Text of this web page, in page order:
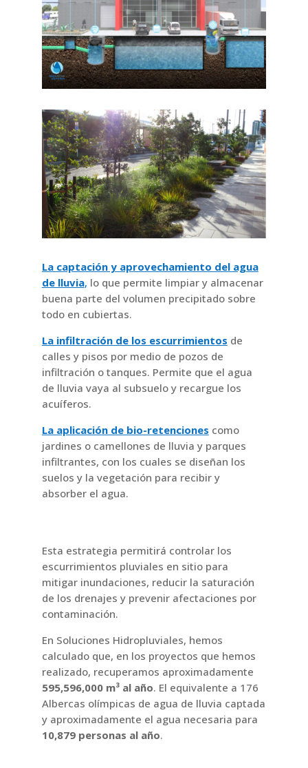
La captación y aprovechamiento del agua
de lluvia, lo que permite limpiar y almacenar
buena parte del volumen precipitado sobre
todo en cubiertas.
La infiltración de los escurrimientos de
calles y pisos por medio de pozos de
infiltración o tanques. Permite que el agua
de lluvia vaya al subsuelo y recargue los
acuíferos.
La aplicación de bio-retenciones como
jardines o camellones de lluvia y parques
infiltrantes, con los cuales se diseñan los
suelos y la vegetación para recibir y
absorber el agua.
Esta estrategia permitirá controlar los
escurrimientos pluviales en sitio para
mitigar inundaciones, reducir la saturación
de los drenajes y prevenir afectaciones por
contaminación.
En Soluciones Hidropluviales, hemos
calculado que, en los proyectos que hemos
realizado, recuperamos aproximadamente
595,596,000 m³ al año. El equivalente a 176
Albercas olímpicas de agua de lluvia captada
y aproximadamente el agua necesaria para
10,879 personas al año.